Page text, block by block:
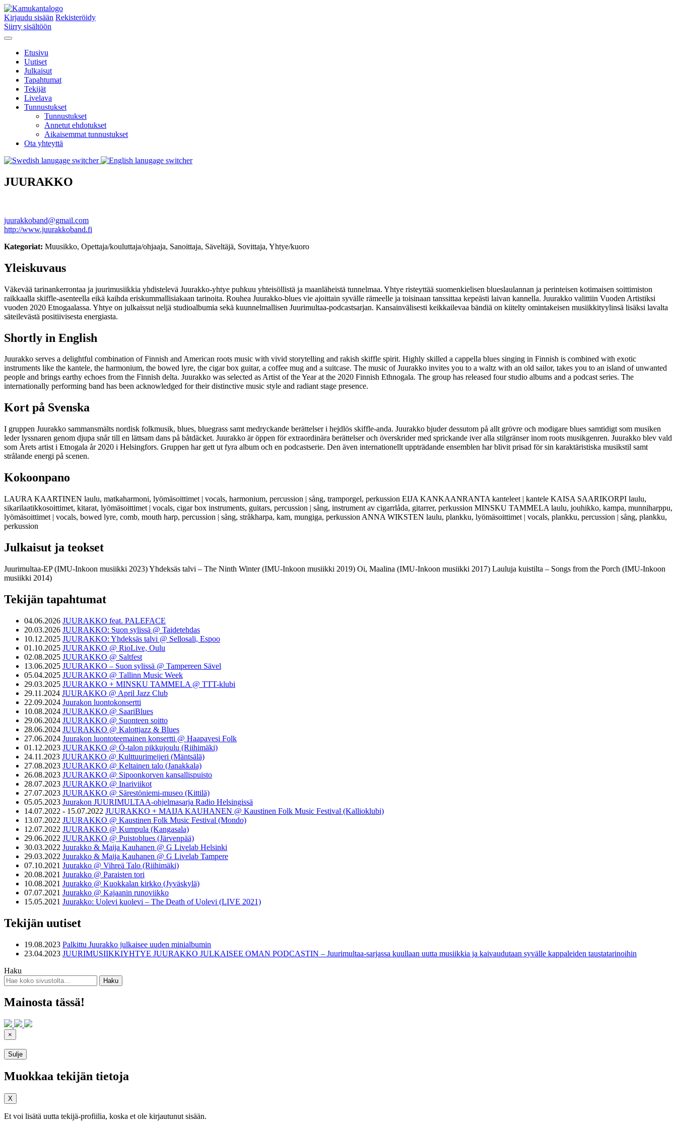
Kirjaudu sisään Rekisteröidy
Siirry sisältöön
Etusivu
Uutiset
Julkaisut
Tapahtumat
Tekijät
Livelava
Tunnustukset
Tunnustukset
Annetut ehdotukset
Aikaisemmat tunnustukset
Ota yhteyttä
JUURAKKO
juurakkoband@gmail.com
http://www.juurakkoband.fi
Kategoriat: Muusikko, Opettaja/kouluttaja/ohjaaja, Sanoittaja, Säveltäjä, Sovittaja, Yhtye/kuoro
Yleiskuvaus
Väkevää tarinankerrontaa ja juurimusiikkia yhdistelevä Juurakko-yhtye puhkuu yhteisöllistä ja maanläheistä tunnelmaa. Yhtye risteyttää suomenkielisen blueslaulannan ja perinteisen kotimaisen soittimiston
raikkaalla skiffle-asenteella eikä kaihda eriskummallisiakaan tarinoita. Rouhea Juurakko-blues vie ajoittain syvälle rämeelle ja toisinaan tanssittaa kepeästi laivan kannella. Juurakko valittiin Vuoden Artistiksi
vuoden 2020 Etnogaalassa. Yhtye on julkaissut neljä studioalbumia sekä kuunnelmallisen Juurimultaa-podcastsarjan. Kansainvälisesti keikkailevaa bändiä on kiitelty omintakeisen musiikkityylinsä lisäksi lavalta
säteilevästä positiivisesta energiasta.
Shortly in English
Juurakko serves a delightful combination of Finnish and American roots music with vivid storytelling and rakish skiffle spirit. Highly skilled a cappella blues singing in Finnish is combined with exotic
instruments like the kantele, the harmonium, the bowed lyre, the cigar box guitar, a coffee mug and a suitcase. The music of Juurakko invites you to a waltz with an old sailor, takes you to an island of unwanted
people and brings earthy echoes from the Finnish delta. Juurakko was selected as Artist of the Year at the 2020 Finnish Ethnogala. The group has released four studio albums and a podcast series. The
internationally performing band has been acknowledged for their distinctive music style and radiant stage presence.
Kort på Svenska
I gruppen Juurakko sammansmälts nordisk folkmusik, blues, bluegrass samt medryckande berättelser i hejdlös skiffle-anda. Juurakko bjuder dessutom på allt grövre och modigare blues samtidigt som musiken
leder lyssnaren genom djupa snår till en lättsam dans på båtdäcket. Juurakko är öppen för extraordinära berättelser och överskrider med sprickande iver alla stilgränser inom roots musikgenren. Juurakko blev vald
som Årets artist i Etnogala år 2020 i Helsingfors. Gruppen har gett ut fyra album och en podcastserie. Den även internationellt uppträdande ensemblen har blivit prisad för sin karaktäristiska musikstil samt
strålande energi på scenen.
Kokoonpano
LAURA KAARTINEN laulu, matkaharmoni, lyömäsoittimet | vocals, harmonium, percussion | sång, tramporgel, perkussion EIJA KANKAANRANTA kanteleet | kantele KAISA SAARIKORPI laulu,
sikarilaatikkosoittimet, kitarat, lyömäsoittimet | vocals, cigar box instruments, guitars, percussion | sång, instrument av cigarrlåda, gitarrer, perkussion MINSKU TAMMELA laulu, jouhikko, kampa, munniharppu,
lyömäsoittimet | vocals, bowed lyre, comb, mouth harp, percussion | sång, stråkharpa, kam, mungiga, perkussion ANNA WIKSTEN laulu, plankku, lyömäsoittimet | vocals, plankku, percussion | sång, plankku,
perkussion
Julkaisut ja teokset
Juurimultaa-EP (IMU-Inkoon musiikki 2023) Yhdeksäs talvi – The Ninth Winter (IMU-Inkoon musiikki 2019) Oi, Maalina (IMU-Inkoon musiikki 2017) Lauluja kuistilta – Songs from the Porch (IMU-Inkoon
musiikki 2014)
Tekijän tapahtumat
04.06.2026 JUURAKKO feat. PALEFACE
20.03.2026 JUURAKKO: Suon sylissä @ Taidetehdas
10.12.2025 JUURAKKO: Yhdeksäs talvi @ Sellosali, Espoo
01.10.2025 JUURAKKO @ RioLive, Oulu
02.08.2025 JUURAKKO @ Saltfest
13.06.2025 JUURAKKO – Suon sylissä @ Tampereen Sävel
05.04.2025 JUURAKKO @ Tallinn Music Week
29.03.2025 JUURAKKO + MINSKU TAMMELA @ TTT-klubi
29.11.2024 JUURAKKO @ April Jazz Club
22.09.2024 Juurakon luontokonsertti
10.08.2024 JUURAKKO @ SaariBlues
29.06.2024 JUURAKKO @ Suonteen soitto
28.06.2024 JUURAKKO @ Kalottjazz & Blues
27.06.2024 Juurakon luontoteemainen konsertti @ Haapavesi Folk
01.12.2023 JUURAKKO @ Ö-talon pikkujoulu (Riihimäki)
24.11.2023 JUURAKKO @ Kulttuurimeijeri (Mäntsälä)
27.08.2023 JUURAKKO @ Keltainen talo (Janakkala)
26.08.2023 JUURAKKO @ Sipoonkorven kansallispuisto
28.07.2023 JUURAKKO @ Inariviikot
27.07.2023 JUURAKKO @ Särestöniemi-museo (Kittilä)
05.05.2023 Juurakon JUURIMULTAA-ohjelmasarja Radio Helsingissä
14.07.2022 - 15.07.2022 JUURAKKO + MAIJA KAUHANEN @ Kaustinen Folk Music Festival (Kallioklubi)
13.07.2022 JUURAKKO @ Kaustinen Folk Music Festival (Mondo)
12.07.2022 JUURAKKO @ Kumpula (Kangasala)
29.06.2022 JUURAKKO @ Puistoblues (Järvenpää)
30.03.2022 Juurakko & Maija Kauhanen @ G Livelab Helsinki
29.03.2022 Juurakko & Maija Kauhanen @ G Livelab Tampere
07.10.2021 Juurakko @ Vihreä Talo (Riihimäki)
20.08.2021 Juurakko @ Paraisten tori
10.08.2021 Juurakko @ Kuokkalan kirkko (Jyväskylä)
07.07.2021 Juurakko @ Kajaanin runoviikko
15.05.2021 Juurakko: Uolevi kuolevi – The Death of Uolevi (LIVE 2021)
Tekijän uutiset
19.08.2023 Palkittu Juurakko julkaisee uuden minialbumin
23.04.2023 JUURIMUSIIKKIYHTYE JUURAKKO JULKAISEE OMAN PODCASTIN – Juurimultaa-sarjassa kuullaan uutta musiikkia ja kaivaudutaan syvälle kappaleiden taustatarinoihin
Haku
Mainosta tässä!
×
Sulje
Muokkaa tekijän tietoja
X
Et voi lisätä uutta tekijä-profiilia, koska et ole kirjautunut sisään.